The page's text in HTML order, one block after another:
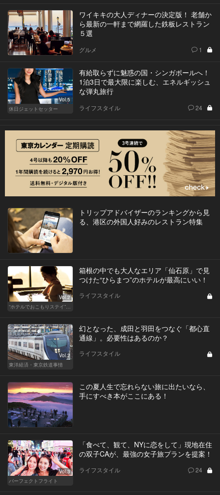
ワイキキの大人ディナーの決定版！ 老舗か
ら最新の一軒まで網羅した鉄板レストラン
５選
グルメ 1
Vol.5
休日ジェットセッター
有給取らずに魅惑の国・シンガポールへ！
1泊3日で最大限に楽しむ、エネルギッシュ
な弾丸旅行
ライフスタイル 24
トリップアドバイザーのランキングから見
る、港区の外国人好みのレストラン特集
Vol.2
“ホテルでおこもりステイ”が大人デートに最高の選択だ
箱根の中でも大人なエリア「仙石原」で見
つけた“ひらまつ”のホテルが最高にいい！
ライフスタイル
Vol.2
東洋経済・東京鉄道事情
幻となった、成田と羽田をつなぐ「都心直
通線」。必要性はあるのか？
ライフスタイル
この夏人生で忘れらない旅に出たいなら、
手にすべき本がここにある！
Vol.3
パーフェクトフライト
「食べて、観て、NYに恋をして」現地在住
の双子CAが、最強の女子旅プランを提案！
ライフスタイル 24